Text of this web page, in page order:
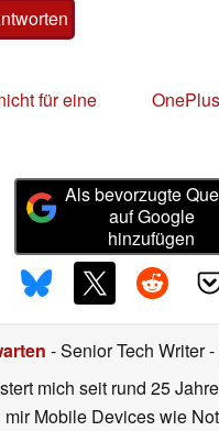
für eine
Als bevorzugte
auf Google
hinzufügen
- Senior Tech Writer
mich seit rund 25
Mobile Devices wie